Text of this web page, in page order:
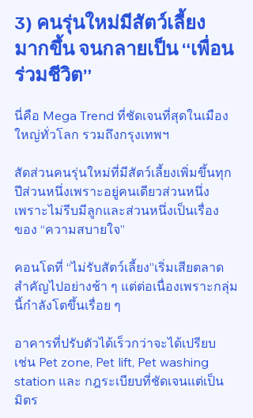
3) คนรุ่นใหม่มีสัตว์เลี้ยง
มากขึ้น จนกลายเป็น “เพื่อน
ร่วมชีวิต”
นี่คือ Mega Trend ที่ชัดเจนที่สุดในเมือง
ใหญ่ทั่วโลก รวมถึงกรุงเทพฯ
สัดส่วนคนรุ่นใหม่ที่มีสัตว์เลี้ยงเพิ่มขึ้นทุก
ปีส่วนหนึ่งเพราะอยู่คนเดียวส่วนหนึ่ง
เพราะไม่รีบมีลูกและส่วนหนึ่งเป็นเรื่อง
ของ “ความสบายใจ”
คอนโดที่ “ไม่รับสัตว์เลี้ยง”เริ่มเสียตลาด
สำคัญไปอย่างช้า ๆ แต่ต่อเนื่องเพราะกลุ่ม
นี้กำลังโตขึ้นเรื่อย ๆ
อาคารที่ปรับตัวได้เร็วกว่าจะได้เปรียบ
เช่น Pet zone, Pet lift, Pet washing
station และ กฎระเบียบที่ชัดเจนแต่เป็น
มิตร